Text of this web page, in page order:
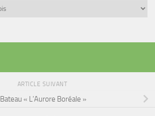
ARTICLE SUIVANT
Bateau « L’Aurore Boréale »